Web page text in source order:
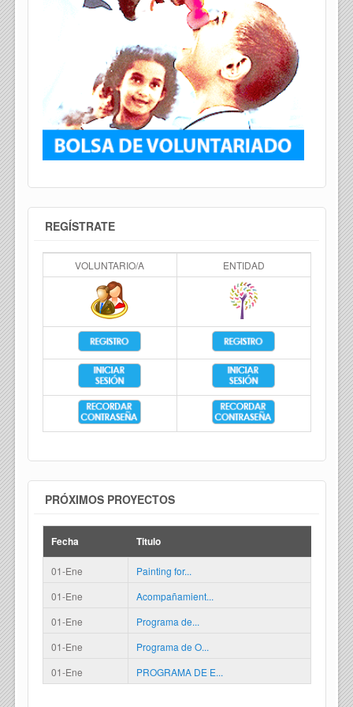
REGÍSTRATE
VOLUNTARIO/A ENTIDAD
PRÓXIMOS PROYECTOS
Fecha Titulo
01-Ene
Painting for...
01-Ene
Acompañamient...
01-Ene
Programa de...
01-Ene
Programa de O...
01-Ene
PROGRAMA DE E...